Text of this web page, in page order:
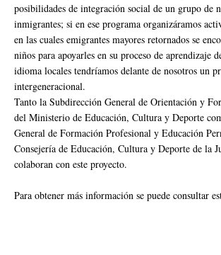
posibilidades de integración social de un grupo de
inmigrantes; si en ese programa organizáramos
en las cuales emigrantes mayores retornados se
niños para apoyarles en su proceso de aprendizaje
idioma locales tendríamos delante de nosotros un
intergeneracional.
Tanto la Subdirección General de Orientación y
del Ministerio de Educación, Cultura y Deporte
General de Formación Profesional y Educación
Consejería de Educación, Cultura y Deporte de la
colaboran con este proyecto.
Para obtener más información se puede consultar